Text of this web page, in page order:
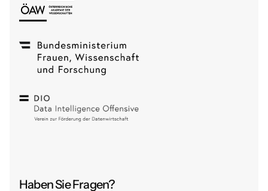
Haben Sie Fragen?